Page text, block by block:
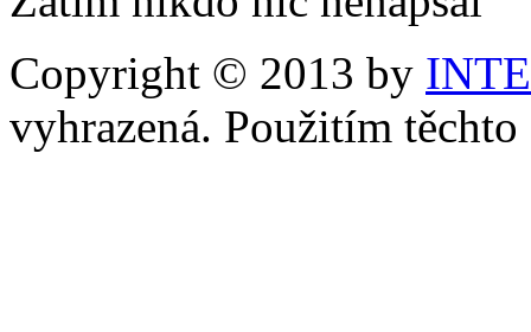
Copyright © 2013 by
vyhrazená. Použitím